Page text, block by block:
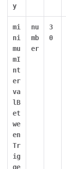
y
mi
ni
mu
mI
nt
er
va
lB
et
we
en
Tr
ig
ge
nu
mb
er
3
0